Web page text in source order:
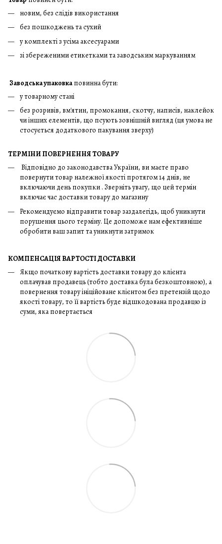
новим, без слідів використання
без пошкоджень та сухий
у комплекті з усіма аксесуарами
зі збереженими етикетками та заводським маркуванням
Заводська упаковка повинна бути:
у товарному стані
без розривів, вм'ятин, промокання, скотчу, написів, наклейок
чи інших елементів, що псують зовнішній вигляд (ця умова не
стосується додаткового пакування зверху)
ТЕРМІНИ ПОВЕРНЕННЯ ТОВАРУ
Відповідно до законодавства України, ви маєте право
повернути товар належної якості протягом 14 днів, не
включаючи день покупки . Зверніть увагу, що цей термін
включає час доставки товару до магазину
Рекомендуємо відправити товар заздалегідь, щоб уникнути
порушення цього терміну. Це допоможе нам ефективніше
обробити ваш запит та уникнути затримок
КОМПЕНСАЦІЯ ВАРТОСТІ ДОСТАВКИ
Якщо початкову вартість доставки товару до клієнта
оплачував продавець (тобто доставка була безкоштовною), а
повернення товару ініційоване клієнтом без претензій щодо
якості товару, то її вартість буде відшкодована продавцю із
суми, яка повертається